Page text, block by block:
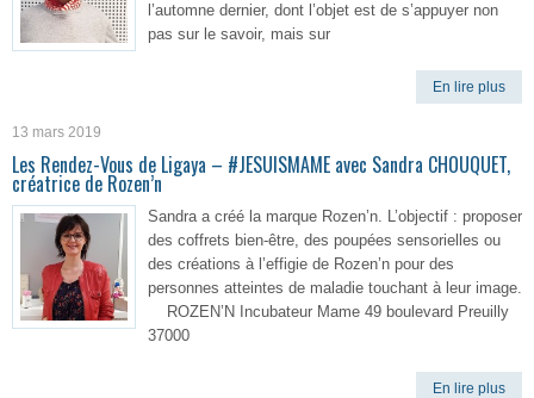
l’automne dernier, dont l’objet est de s’appuyer non
pas sur le savoir, mais sur
En lire plus
13 mars 2019
Les Rendez-Vous de Ligaya – #JESUISMAME avec Sandra CHOUQUET,
créatrice de Rozen’n
Sandra a créé la marque Rozen’n. L’objectif : proposer
des coffrets bien-être, des poupées sensorielles ou
des créations à l’effigie de Rozen’n pour des
personnes atteintes de maladie touchant à leur image.
ROZEN’N Incubateur Mame 49 boulevard Preuilly
37000
En lire plus